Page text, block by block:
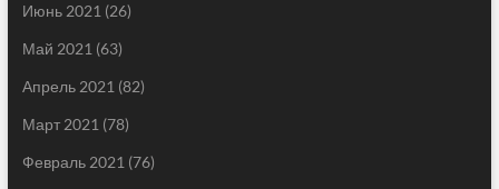
Июнь 2021 (26)
Май 2021 (63)
Апрель 2021 (82)
Март 2021 (78)
Февраль 2021 (76)